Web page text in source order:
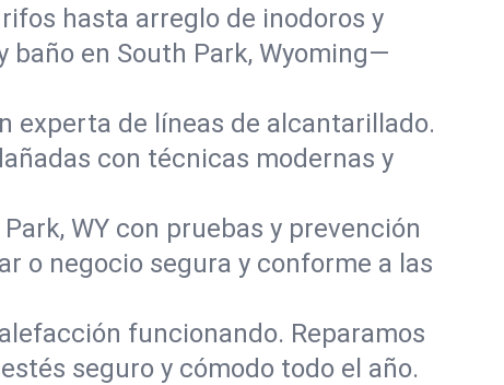
hasta arreglo de inodoros y
baño en South Park, Wyoming—
experta de líneas de alcantarillado.
con técnicas modernas y
WY con pruebas y prevención
o negocio segura y conforme a las
funcionando. Reparamos
seguro y cómodo todo el año.